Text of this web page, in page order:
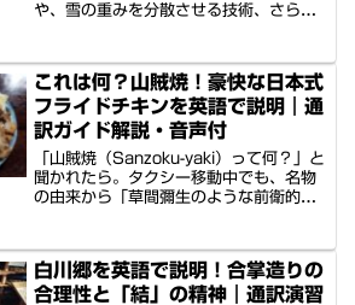
や、雪の重みを分散させる技術、さらに
本人の暮らしなど5要素で分類。急な案
内前の直前チェックに最適な、現場目線
の単語帳です。
これは何？山賊焼！豪快な日本式
フライドチキンを英語で説明｜通
訳ガイド解説・音声付
「山賊焼（Sanzoku-yaki）って何？」と
聞かれたら。タクシー移動中でも、名物
の由来から「草間彌生のような前衛的ア
ニンニクが効いた豪快な味の魅力を5つ
の視点で紹介。便利な音声付。
白川郷を英語で説明！合掌造りの
合理性と「結」の精神｜通訳演習